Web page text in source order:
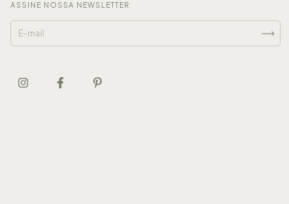
ASSINE NOSSA NEWSLETTER